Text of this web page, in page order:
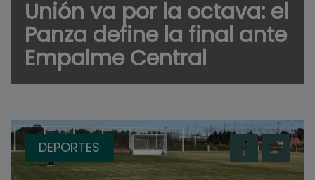
Unión va por la octava: el
Panza define la final ante
Empalme Central
DEPORTES